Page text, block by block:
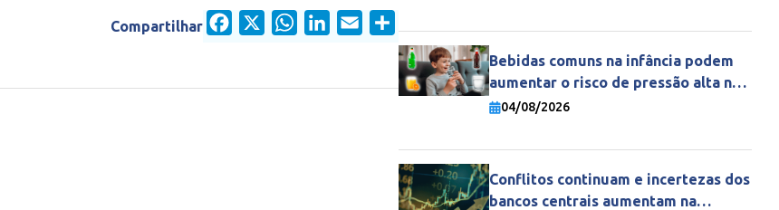
Compartilhar Facebook WhatsAppLinkedIn
Email
Bebidas comuns na infância podem
aumentar o risco de pressão alta na
vida adulta
04/08/2026
Conflitos continuam e incertezas dos
bancos centrais aumentam na